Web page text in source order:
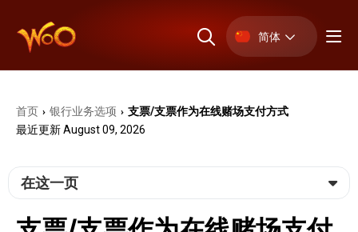
简体
首页 › 银⾏业务选项 › 支票/支票作为在线赌场支付方式
最近更新 August 09, 2026
在这一页